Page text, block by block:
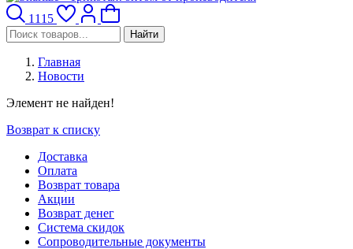
1115
Найти
Главная
Новости
Элемент не найден!
Возврат к списку
Доставка
Оплата
Возврат товара
Акции
Возврат денег
Система скидок
Сопроводительные документы